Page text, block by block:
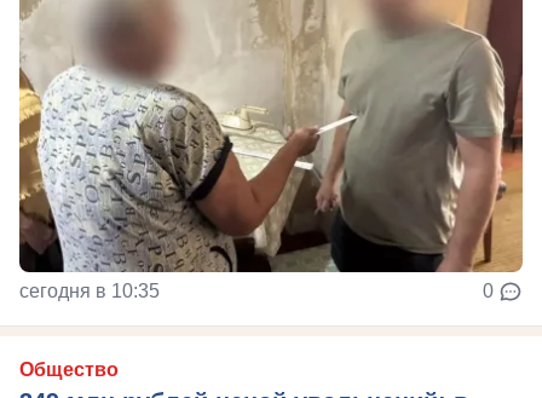
сегодня в 10:35 0
Общество